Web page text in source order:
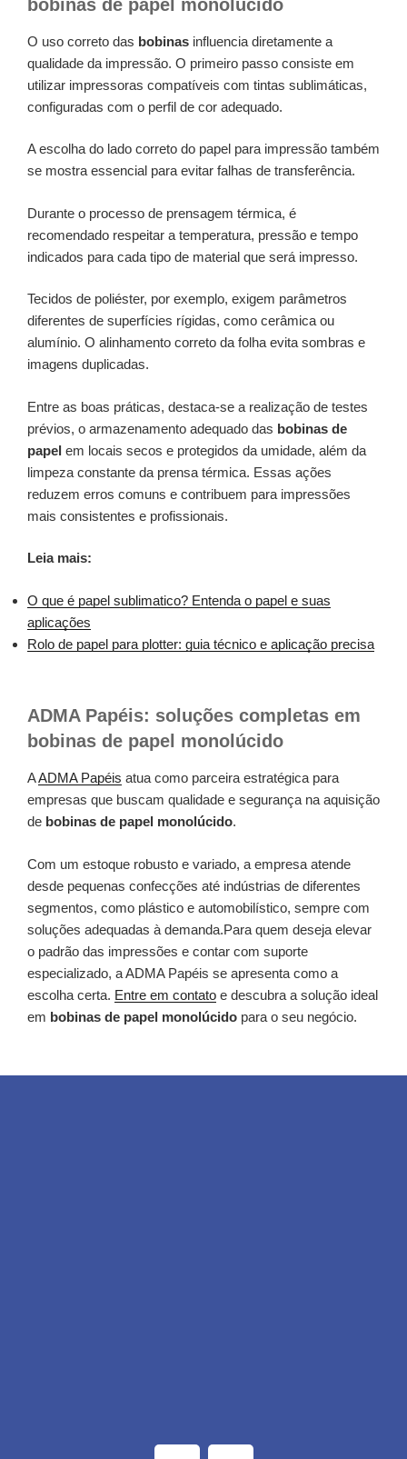
bobinas de papel monolúcido
O uso correto das bobinas influencia diretamente a
qualidade da impressão. O primeiro passo consiste em
utilizar impressoras compatíveis com tintas sublimáticas,
configuradas com o perfil de cor adequado.
A escolha do lado correto do papel para impressão também
se mostra essencial para evitar falhas de transferência.
Durante o processo de prensagem térmica, é
recomendado respeitar a temperatura, pressão e tempo
indicados para cada tipo de material que será impresso.
Tecidos de poliéster, por exemplo, exigem parâmetros
diferentes de superfícies rígidas, como cerâmica ou
alumínio. O alinhamento correto da folha evita sombras e
imagens duplicadas.
Entre as boas práticas, destaca-se a realização de testes
prévios, o armazenamento adequado das bobinas de
papel em locais secos e protegidos da umidade, além da
limpeza constante da prensa térmica. Essas ações
reduzem erros comuns e contribuem para impressões
mais consistentes e profissionais.
Leia mais:
O que é papel sublimatico? Entenda o papel e suas
aplicações
Rolo de papel para plotter: guia técnico e aplicação precisa
ADMA Papéis: soluções completas em
bobinas de papel monolúcido
AADMA Papéis atua como parceira estratégica para
empresas que buscam qualidade e segurança na aquisição
de bobinas de papel monolúcido.
Com um estoque robusto e variado, a empresa atende
desde pequenas confecções até indústrias de diferentes
segmentos, como plástico e automobilístico, sempre com
soluções adequadas à demanda.Para quem deseja elevar
o padrão das impressões e contar com suporte
especializado, a ADMA Papéis se apresenta como a
escolha certa. Entre em contato e descubra a solução ideal
em bobinas de papel monolúcido para o seu negócio.